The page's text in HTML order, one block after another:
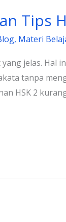
Tips
, Materi
jelas. Hal
tanpa
HSK 2